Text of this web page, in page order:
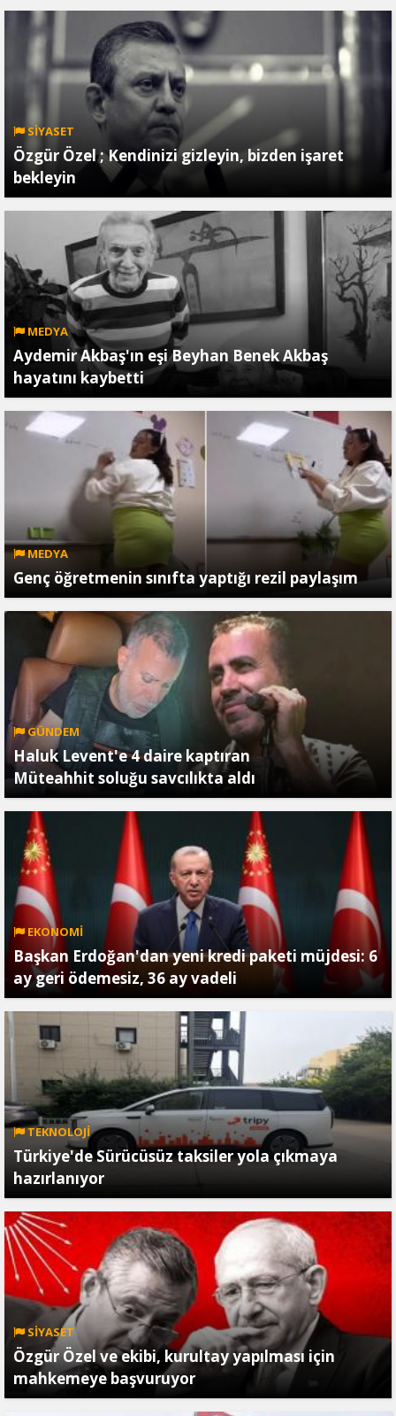
SİYASET
Özgür Özel ; Kendinizi gizleyin, bizden işaret
bekleyin
MEDYA
Aydemir Akbaş'ın eşi Beyhan Benek Akbaş
hayatını kaybetti
MEDYA
Genç öğretmenin sınıfta yaptığı rezil paylaşım
GÜNDEM
Haluk Levent'e 4 daire kaptıran
Müteahhit soluğu savcılıkta aldı
EKONOMİ
Başkan Erdoğan'dan yeni kredi paketi müjdesi: 6
ay geri ödemesiz, 36 ay vadeli
TEKNOLOJİ
Türkiye'de Sürücüsüz taksiler yola çıkmaya
hazırlanıyor
SİYASET
Özgür Özel ve ekibi, kurultay yapılması için
mahkemeye başvuruyor